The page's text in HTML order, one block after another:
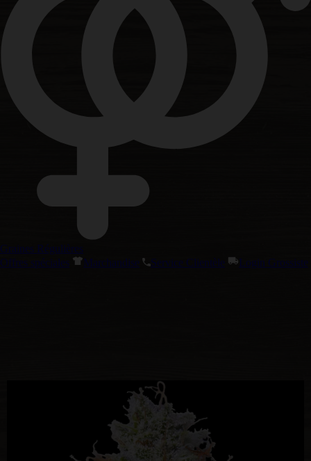
Graines Régulières
Offres spéciales
Marchandise Service Clientèle Login Grossiste